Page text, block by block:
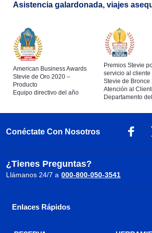
Asistencia galardonada, viajes
American Business Awards
Stevie de Oro 2020 –
Producto
Equipo directivo del año
Premios Stevie
servicio al cliente
Stevie de Bronce
Atención al
Departamento
Conéctate Con Nosotros
¿Tienes Preguntas?
Llámanos 24/7 a 000-800-050-3541
Enlaces Rápidos